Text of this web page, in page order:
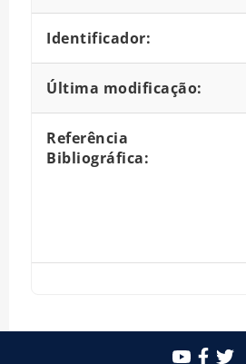
Identificador:
Última modificação:
Referência
Bibliográfica: